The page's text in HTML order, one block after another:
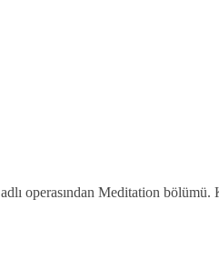
operasından Meditation bölümü.